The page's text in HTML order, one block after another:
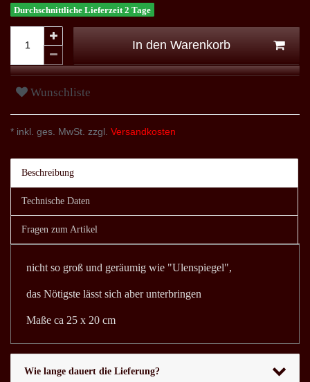
Durchschnittliche Lieferzeit 2 Tage
In den Warenkorb
Wunschliste
* inkl. ges. MwSt. zzgl. Versandkosten
Beschreibung
Technische Daten
Fragen zum Artikel
nicht so groß und geräumig wie "Ulenspiegel",
das Nötigste lässt sich aber unterbringen
Maße ca 25 x 20 cm
Wie lange dauert die Lieferung?